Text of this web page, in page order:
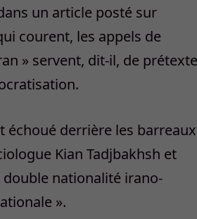
un article posté sur
courent, les appels de
» servent, dit-il, de prétexte
échoué derrière les barreaux
Kian Tadjbakhsh et
double nationalité irano-
».